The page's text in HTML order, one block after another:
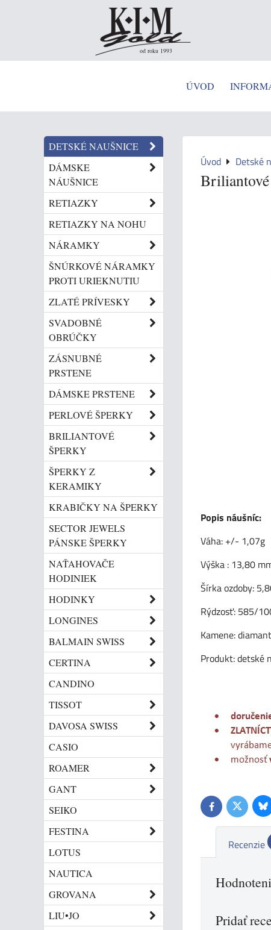
od roku 1993
ÚVOD
Úvod Detské
Popis náušníc:
Váha: +/- 1,07g
Výška : 13,80
Šírka ozdoby:
Rýdzosť: 585/
Kamene:
Produkt: detské
FacebookTwitter
Recenzie
Pridať
DETSKÉ NAUŠNICE
DÁMSKE
NÁUŠNICE
RETIAZKY
RETIAZKY NA NOHU
NÁRAMKY
ŠNÚRKOVÉ NÁRAMKY
PROTI URIEKNUTIU
ZLATÉ PRÍVESKY
SVADOBNÉ
OBRÚČKY
ZÁSNUBNÉ
PRSTENE
DÁMSKE PRSTENE
PERLOVÉ ŠPERKY
BRILIANTOVÉ
ŠPERKY
ŠPERKY Z
KERAMIKY
KRABIČKY NA ŠPERKY
SECTOR JEWELS
PÁNSKE ŠPERKY
NAŤAHOVAČE
HODINIEK
HODINKY
LONGINES
BALMAIN SWISS
CERTINA
CANDINO
TISSOT
DAVOSA SWISS
CASIO
ROAMER
GANT
SEIKO
FESTINA
LOTUS
NAUTICA
GROVANA
LIU•JO